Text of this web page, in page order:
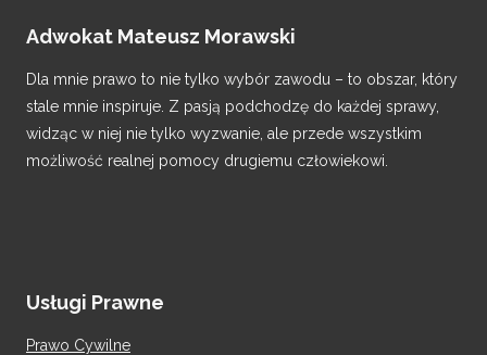
Adwokat Mateusz Morawski
Dla mnie prawo to nie tylko wybór zawodu – to obszar, który
stale mnie inspiruje. Z pasją podchodzę do każdej sprawy,
widząc w niej nie tylko wyzwanie, ale przede wszystkim
możliwość realnej pomocy drugiemu człowiekowi.
Usługi Prawne
Prawo Cywilne